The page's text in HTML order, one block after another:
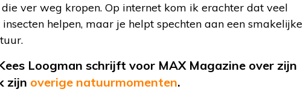
ver weg kropen. Op internet kom ik erachter dat veel
helpen, maar je helpt spechten aan een smakelijke
Loogman schrijft voor MAX Magazine over zijn
zijn overige natuurmomenten.